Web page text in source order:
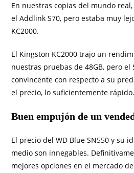
En nuestras copias del mundo
el Addlink S70, pero estaba muy
KC2000.
El Kingston KC2000 trajo un
nuestras pruebas de 48GB, pero el
convincente con respecto a su
el precio, lo suficientemente rápido.
Buen empujón de un
El precio del WD Blue SN550 y su
medio son innegables.
mejores opciones en el mercado